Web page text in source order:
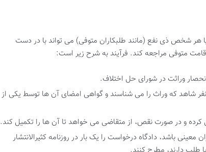
هر شخص ذی نفع (مانند طلبکاران متوفی) می تواند با در دست
متوفی مراجعه کند. فرآیند به شرح زیر است:
وراثت در شورای حل اختلاف.
شاهد که وراث را می شناسند و گواهی امضای آن ها توسط یکی از
و در صورت نقص، از متقاضی می خواهد تا آن ها را تکمیل کند.
باشد، دادگاه درخواست را یک بار در روزنامه کثیرالانتشار